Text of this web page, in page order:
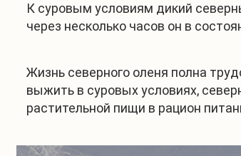
К суровым условиям дикий
через несколько часов он в
Жизнь северного оленя полна
выжить в суровых условиях,
растительной пищи в рацион